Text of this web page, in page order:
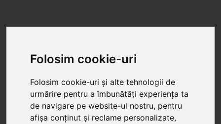
Folosim cookie-uri
Folosim cookie-uri și alte tehnologii de
urmărire pentru a îmbunătăți experiența ta
de navigare pe website-ul nostru, pentru
afișa conținut și reclame personalizate,